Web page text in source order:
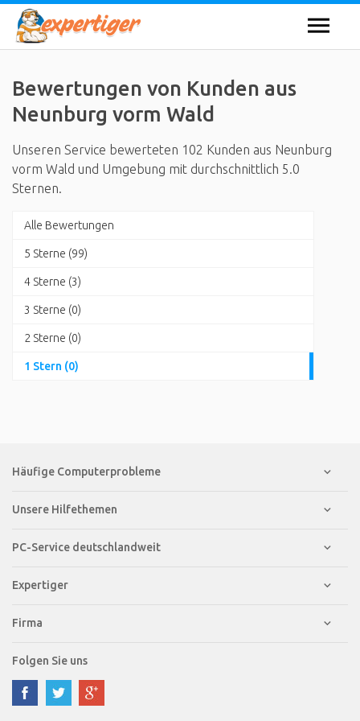
Bewertungen von Kunden aus
Neunburg vorm Wald
Unseren Service bewerteten 102 Kunden aus Neunburg
vorm Wald und Umgebung mit durchschnittlich 5.0
Sternen.
Alle Bewertungen
5 Sterne (99)
4 Sterne (3)
3 Sterne (0)
2 Sterne (0)
1 Stern (0)
Häufige Computerprobleme
Unsere Hilfethemen
PC-Service deutschlandweit
Expertiger
Firma
Folgen Sie uns